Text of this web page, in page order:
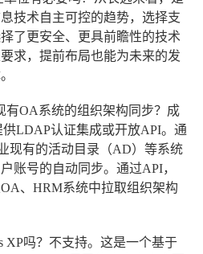
技术自主可控的趋势，选择支
了更安全、更具前瞻性的技术
求，提前布局也能为未来的发
OA系统的组织架构同步？ 成
LDAP认证集成或开放API。通
现有的活动目录（AD）等系统
账号的自动同步。通过API，
、HRM系统中拉取组织架构
吗？ 不支持。这是一个基于